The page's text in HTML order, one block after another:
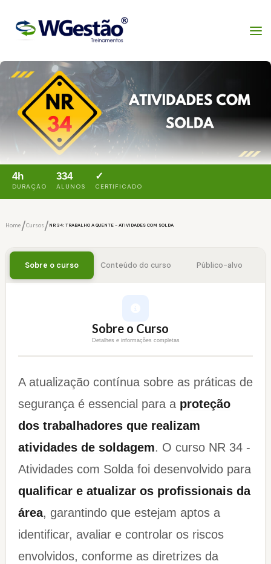
4h
DURAÇÃO
334
ALUNOS
✓
CERTIFICADO
Home/Cursos/ NR 34: TRABALHO A QUENTE - ATIVIDADES COM SOLDA
Sobre o curso Conteúdo do curso Público-alvo
Sobre o Curso
Detalhes e informações completas
A atualização contínua sobre as práticas de
segurança é essencial para a proteção
dos trabalhadores que realizam
atividades de soldagem. O curso NR 34 -
Atividades com Solda foi desenvolvido para
qualificar e atualizar os profissionais da
área, garantindo que estejam aptos a
identificar, avaliar e controlar os riscos
envolvidos, conforme as diretrizes da